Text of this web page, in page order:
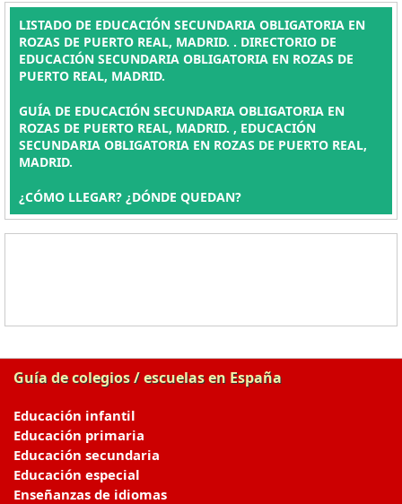
LISTADO DE EDUCACIÓN SECUNDARIA OBLIGATORIA EN
ROZAS DE PUERTO REAL, MADRID. . DIRECTORIO DE
EDUCACIÓN SECUNDARIA OBLIGATORIA EN ROZAS DE
PUERTO REAL, MADRID.
GUÍA DE EDUCACIÓN SECUNDARIA OBLIGATORIA EN
ROZAS DE PUERTO REAL, MADRID. , EDUCACIÓN
SECUNDARIA OBLIGATORIA EN ROZAS DE PUERTO REAL,
MADRID.
¿CÓMO LLEGAR? ¿DÓNDE QUEDAN?
Guía de colegios / escuelas en España
Educación infantil
Educación primaria
Educación secundaria
Educación especial
Enseñanzas de idiomas